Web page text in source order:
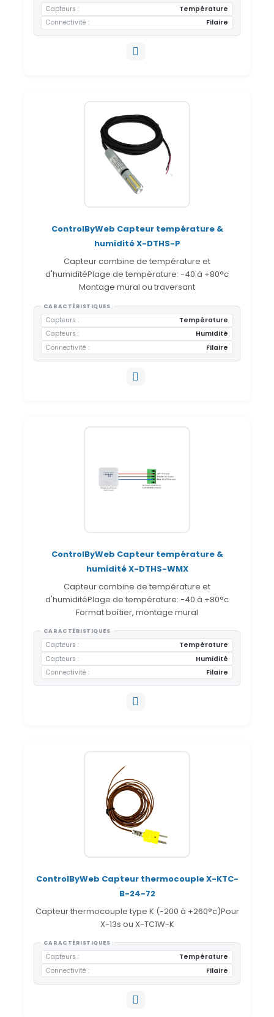
Capteurs
Température
Connectivité
Filaire
ControlByWeb Capteur température &
humidité X-DTHS-P
Capteur combine de température et
d'humiditéPlage de température: -40 à +80°c
Montage mural ou traversant
CARACTÉRISTIQUES
Capteurs
Température
Capteurs
Humidité
Connectivité
Filaire
ControlByWeb Capteur température &
humidité X-DTHS-WMX
Capteur combine de température et
d'humiditéPlage de température: -40 à +80°c
Format boîtier, montage mural
CARACTÉRISTIQUES
Capteurs
Température
Capteurs
Humidité
Connectivité
Filaire
ControlByWeb Capteur thermocouple X-KTC-
B-24-72
Capteur thermocouple type K (-200 à +260°c)Pour
X-13s ou X-TC1W-K
CARACTÉRISTIQUES
Capteurs
Température
Connectivité
Filaire